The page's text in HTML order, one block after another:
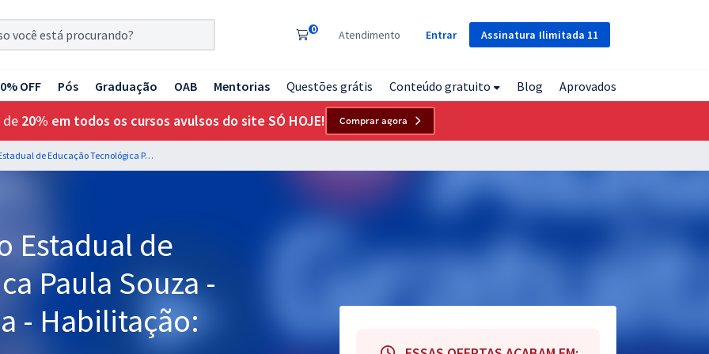
Assinatura Ilimitada 11
0 Atendimento Entrar
OFF Pós Graduação OAB Mentorias Questões grátis Conteúdo gratuito Blog Aprovados
de 20% em todos os cursos avulsos do site SÓ HOJE! Comprar agora
CEETEPS SP - Centro Estadual de Educação Tecnológica Paula Souza - 7106 - Língua Inglesa - Habilitação: Logística
Estadual de
Paula Souza -
- Habilitação: